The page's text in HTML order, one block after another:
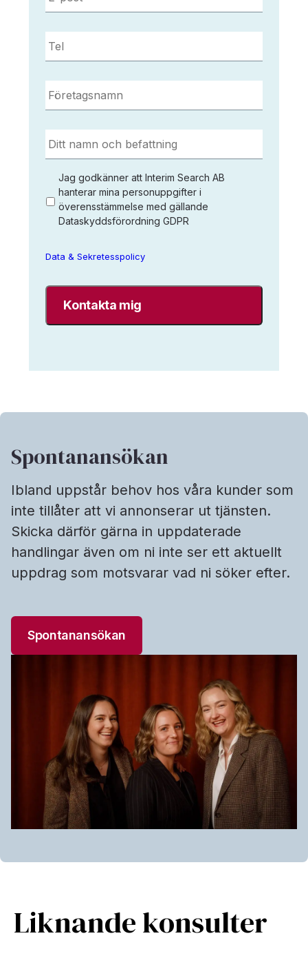
Tel *
Företagsnamn *
Ditt
namn
och
befattning *
Jag
godkänner
att
Interim
AB
mina
uppgifter
enligt
Interim
&
Jag godkänner att Interim Search AB
hanterar mina personuppgifter i
överensstämmelse med gällande
Dataskyddsförordning GDPR
Data & Sekretesspolicy
Spontanansökan
Ibland uppstår behov hos våra kunder som
inte tillåter att vi annonserar ut tjänsten.
Skicka därför gärna in uppdaterade
handlingar även om ni inte ser ett aktuellt
uppdrag som motsvarar vad ni söker efter.
Spontanansökan
Liknande konsulter